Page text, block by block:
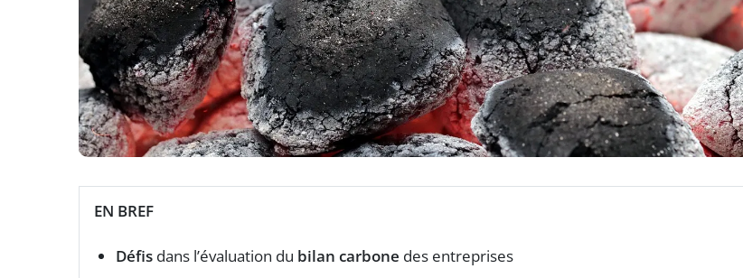
EN BREF
Défis dans l’évaluation du bilan carbone des entreprises